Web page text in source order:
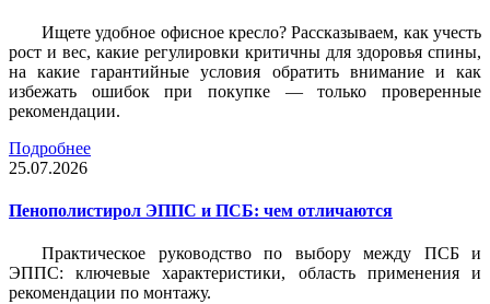
Ищете удобное офисное кресло? Рассказываем, как учесть
рост и вес, какие регулировки критичны для здоровья спины,
на какие гарантийные условия обратить внимание и как
избежать ошибок при покупке — только проверенные
рекомендации.
Подробнее
25.07.2026
Пенополистирол ЭППС и ПСБ: чем отличаются
Практическое руководство по выбору между ПСБ и
ЭППС: ключевые характеристики, область применения и
рекомендации по монтажу.